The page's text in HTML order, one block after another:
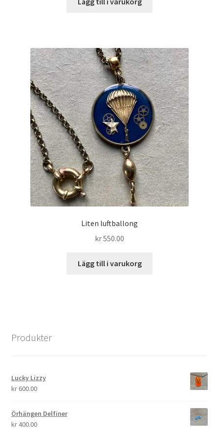
Liten luftballong
kr550.00
Lägg till i varukorg
Produkter
Lucky Lizzy
kr600.00
Örhängen Delfiner
kr400.00